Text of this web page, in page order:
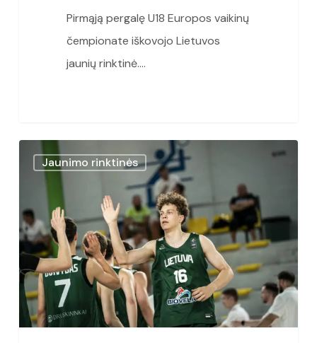
Pirmąją pergalę U18 Europos vaikinų
čempionate iškovojo Lietuvos
jaunių rinktinė.…
U18
Lietuvos
rinktinė
tik
po
atkaklios
kovos
nusileido
Slovėnijos
Jaunimo rinktinės